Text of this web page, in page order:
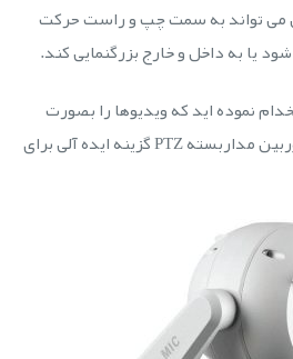
می تواند به سمت چپ و راست حرکت
یا به داخل و خارج بزرگنمایی کند.
نموده اید که ویدیوها را بصورت
زنده نظارت می کند، خرید دوربین مداربسته PTZ گزینه ایده آلی برای